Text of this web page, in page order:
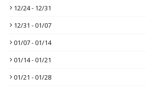
12/24 - 12/31
12/31 - 01/07
01/07 - 01/14
01/14 - 01/21
01/21 - 01/28